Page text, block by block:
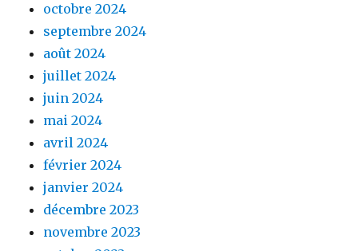
octobre 2024
septembre 2024
août 2024
juillet 2024
juin 2024
mai 2024
avril 2024
février 2024
janvier 2024
décembre 2023
novembre 2023